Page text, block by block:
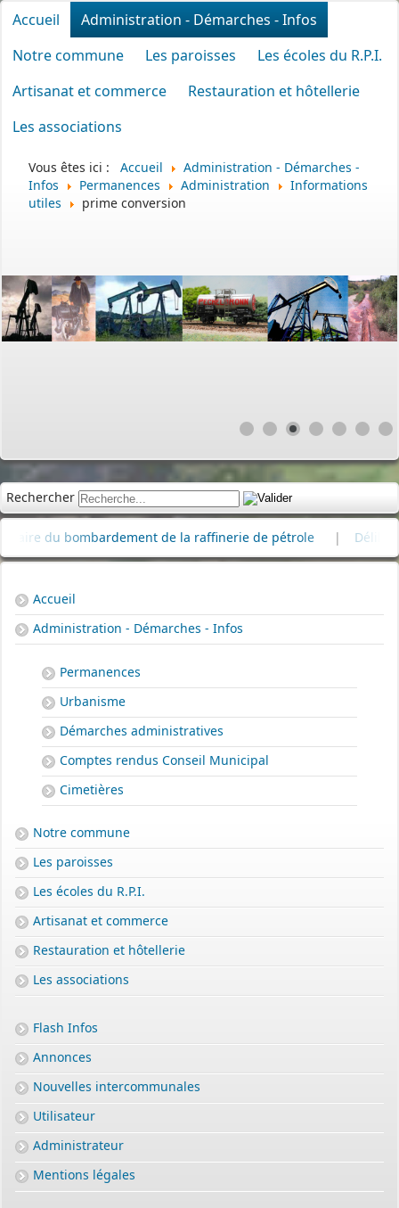
Accueil
Administration - Démarches - Infos
Notre commune
Les paroisses
Les écoles du R.P.I.
Artisanat et commerce
Restauration et hôtellerie
Les associations
Vous êtes ici : Accueil
Administration - Démarches -
Infos
Permanences Administration
Informations
utiles
prime conversion
Rechercher
du bombardement de la raffinerie de pétrole |
Accueil
Administration - Démarches - Infos
Permanences
Urbanisme
Démarches administratives
Comptes rendus Conseil Municipal
Cimetières
Notre commune
Les paroisses
Les écoles du R.P.I.
Artisanat et commerce
Restauration et hôtellerie
Les associations
Flash Infos
Annonces
Nouvelles intercommunales
Utilisateur
Administrateur
Mentions légales